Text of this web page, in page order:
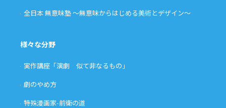
全日本 無意味塾 〜無意味からはじめる美術とデザイン〜
様々な分野
実作講座「演劇 似て非なるもの」
劇のやめ方
特殊漫画家-前衛の道